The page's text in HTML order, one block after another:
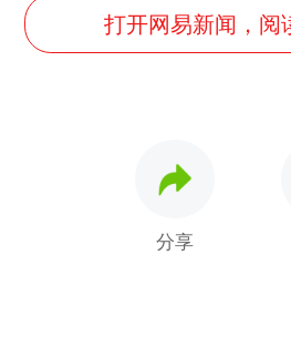
打开网易新闻，阅
分享